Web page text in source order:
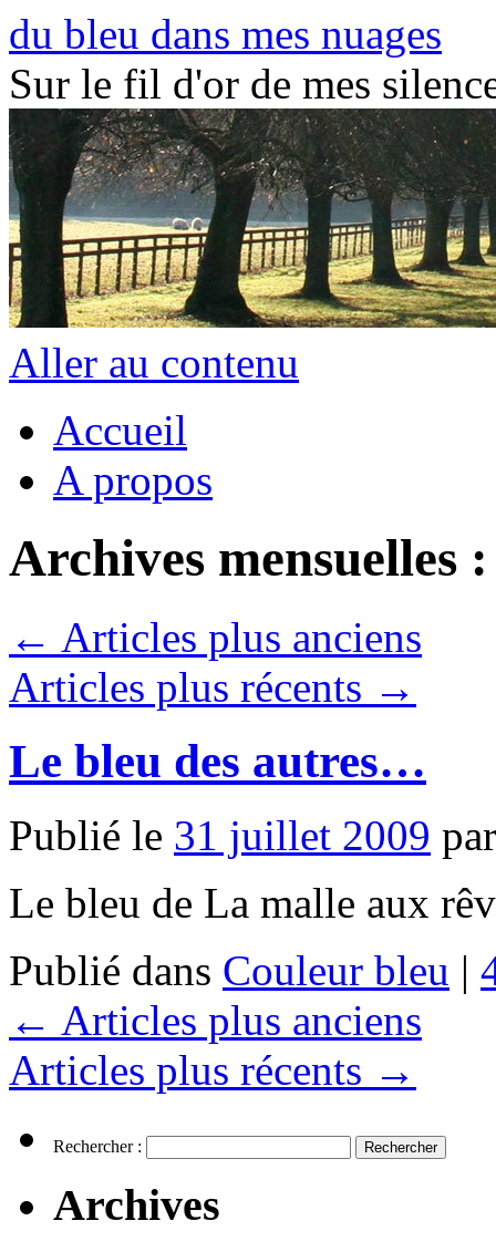
du bleu dans mes nuages
Sur le fil d'or de mes
Aller au contenu
Accueil
A propos
Archives mensuelles
← Articles plus anciens
Articles plus récents →
Le bleu des autres…
Publié le 31 juillet 2009 par
Le bleu de La malle aux
Publié dans Couleur bleu |
← Articles plus anciens
Articles plus récents →
Rechercher :
Archives